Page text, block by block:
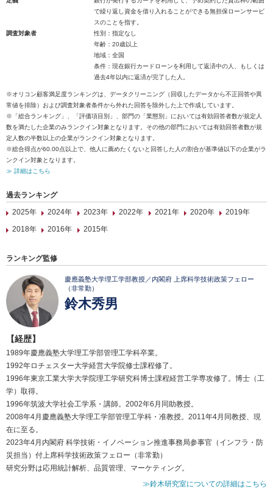
で繰り返し資金を借り入れることができる無担保ローンサービ
スのことを指す。
調査対象者
性別：指定なし
年齢：20歳以上
地域：全国
条件：現在銀行カードローンを利用して返済中の人、もしくは
過去4年以内に返済が完了した人。
※オリコン顧客満足度ランキングは、データクリーニング（回収したデータから不正回答や異
常値を排除）および調査対象者条件から外れた回答を除外した上で作成しています。
※「総合ランキング」、「評価項目別」、部門の「業態別」においては有効回答者数が規定人
数を満たした企業のみランクイン対象となります。その他の部門においては有効回答者数が規
定人数の半数以上の企業がランクイン対象となります。
※総合得点が60.00点以上で、他人に薦めたくないと回答した人の割合が基準値以下の企業がラ
ンクイン対象となります。
≫ 詳細はこちら
過去ランキング
2025年
2024年 2023年 2022年 2021年 2020年
2019年
2018年
2016年 2015年
ランキング監修
慶應義塾大学理工学部教授／内閣府 上席科学技術政策フェロー
（非常勤）
鈴木秀男
【経歴】
1989年慶應義塾大学理工学部管理工学科卒業。
1992年ロチェスター大学経営大学院修士課程修了。
1996年東京工業大学大学院理工学研究科博士課程経営工学専攻修了。博士（工
学）取得。
1996年筑波大学社会工学系・講師。2002年6月同助教授。
2008年4月慶應義塾大学理工学部管理工学科・准教授。2011年4月同教授、現
在に至る。
2023年4月内閣府 科学技術・イノベーション推進事務局参事官（インフラ・防
災担当）付上席科学技術政策フェロー（非常勤）
研究分野は応用統計解析、品質管理、マーケティング。
≫鈴木研究室についての詳細はこちら